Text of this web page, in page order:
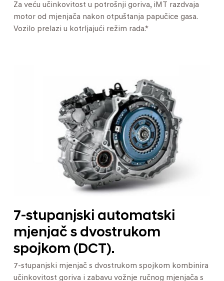
Za veću učinkovitost u potrošnji goriva, iMT razdvaja
motor od mjenjača nakon otpuštanja papučice gasa.
Vozilo prelazi u kotrljajući režim rada.*
7-stupanjski automatski
mjenjač s dvostrukom
spojkom (DCT).
7-stupanjski mjenjač s dvostrukom spojkom kombinira
učinkovitost goriva i zabavu vožnje ručnog mjenjača s